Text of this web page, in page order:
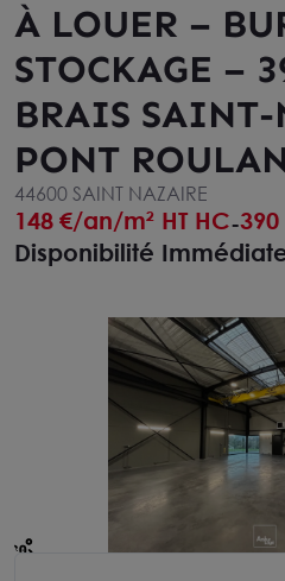
À LOUER –
STOCKAGE –
BRAIS
PONT
44600 SAINT NAZAIRE
148 €/an/m² HT HC-390
Disponibilité